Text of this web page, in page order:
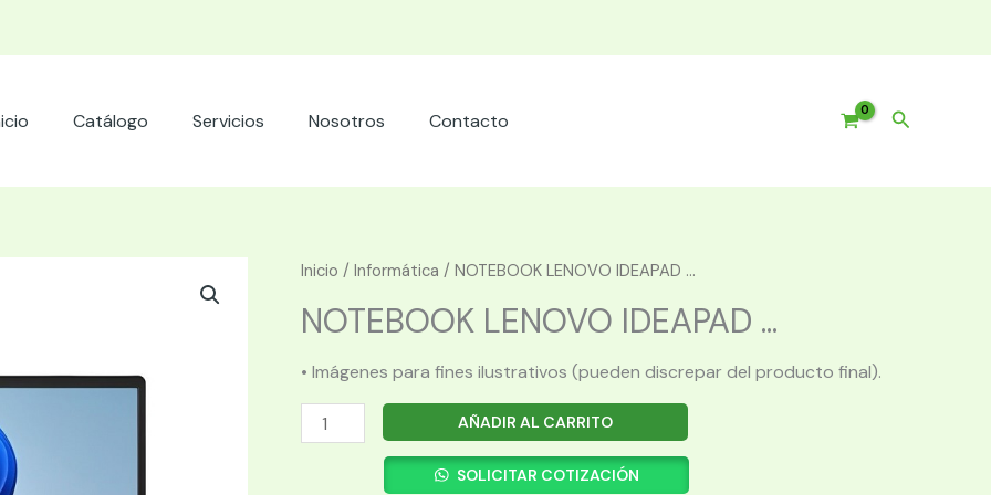
Catálogo Servicios Nosotros Contacto Buscar
Inicio / Informática / NOTEBOOK LENOVO IDEAPAD ...
NOTEBOOK LENOVO IDEAPAD ...
• Imágenes para fines ilustrativos (pueden discrepar del producto final).
NOTEBOOK
LENOVO
AÑADIR AL CARRITO
SOLICITAR COTIZACIÓN